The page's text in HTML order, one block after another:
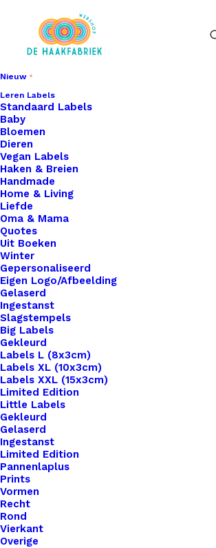
Nieuw
Leren Labels
Standaard Labels
Baby
Bloemen
Dieren
Vegan Labels
Haken & Breien
Handmade
Home & Living
Liefde
Oma & Mama
Quotes
Uit Boeken
Winter
Gepersonaliseerd
Eigen Logo/Afbeelding
Gelaserd
Ingestanst
Slagstempels
Big Labels
Gekleurd
Labels L (8x3cm)
Labels XL (10x3cm)
Labels XXL (15x3cm)
Limited Edition
Little Labels
Gekleurd
Gelaserd
Ingestanst
Limited Edition
Pannenlaplus
Prints
Vormen
Recht
Rond
Vierkant
Overige
Home
Hobby
Eindkapje Goudkleurig Voor 5mm Koord
Eindkapje
Goudkleurig Voor
5mm Koord
€0,75